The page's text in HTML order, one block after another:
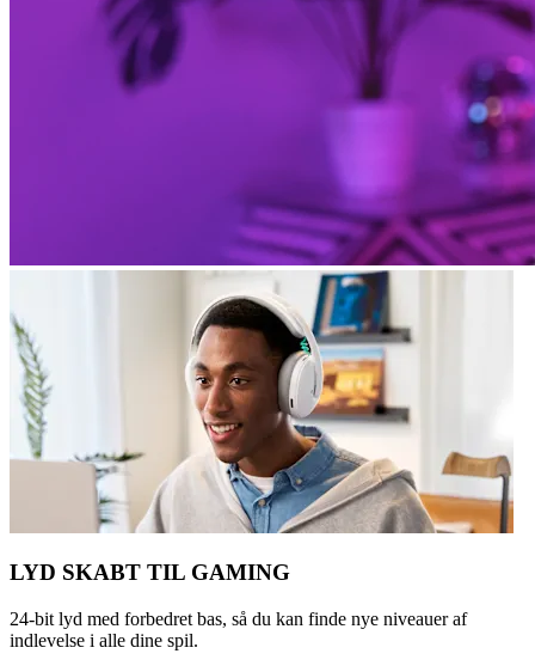
LYD SKABT TIL GAMING
24-bit lyd med forbedret bas, så du kan finde nye niveauer af
indlevelse i alle dine spil.